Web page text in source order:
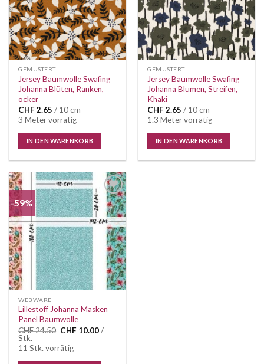
GEMUSTERT
Jersey Baumwolle Swafing
Johanna Blüten, Ranken,
ocker
CHF 2.65 / 10 cm
3 Meter vorrätig
IN DEN WARENKORB
GEMUSTERT
Jersey Baumwolle Swafing
Johanna Blumen, Streifen,
Khaki
CHF 2.65 / 10 cm
1.3 Meter vorrätig
IN DEN WARENKORB
-59%
Auf die
Wunschliste
WEBWARE
Lillestoff Johanna Masken
Panel Baumwolle
CHF24.50 Ursprünglicher
war:
CHF 24.50
CHF 10.00Aktueller
/
Stk.
11 Stk. vorrätig